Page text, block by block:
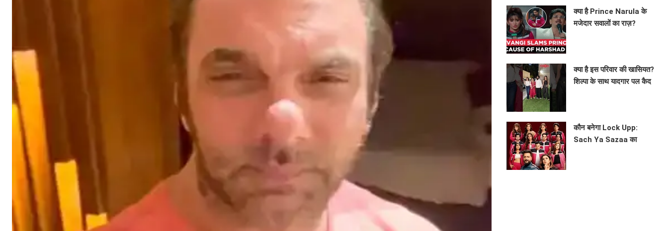
क्या है Prince Narula के
मजेदार सवालों का राज़?
क्या है इस परिवार की खासियत?
शिल्पा के साथ यादगार पल कैद
कौन बनेगा Lock Upp:
Sach Ya Sazaa का